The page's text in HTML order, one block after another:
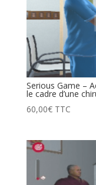
Serious Game –
le cadre d’une
60,00€ TTC